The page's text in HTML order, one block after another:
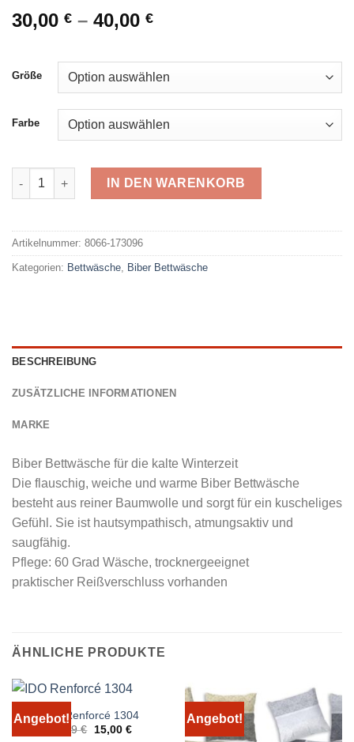
30,00 € – 40,00 €
Größe
Farbe
Primera Biber 173096 Menge
IN DEN WARENKORB
Artikelnummer: 8066-173096
Kategorien: Bettwäsche, Biber Bettwäsche
BESCHREIBUNG
ZUSÄTZLICHE INFORMATIONEN
MARKE
Biber Bettwäsche für die kalte Winterzeit
Die flauschig, weiche und warme Biber Bettwäsche
besteht aus reiner Baumwolle und sorgt für ein kuscheliges
Gefühl. Sie ist hautsympathisch, atmungsaktiv und
saugfähig.
Pflege: 60 Grad Wäsche, trocknergeeignet
praktischer Reißverschluss vorhanden
ÄHNLICHE PRODUKTE
Angebot!IDO Renforcé 1304
24,99€
Ursprünglicher
15,00 €Aktueller
Angebot!